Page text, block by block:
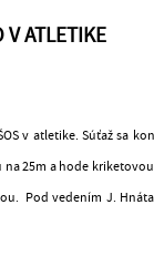
V ATLETIKE
v atletike. Súťaž sa
25m a hode
Pod vedením J.